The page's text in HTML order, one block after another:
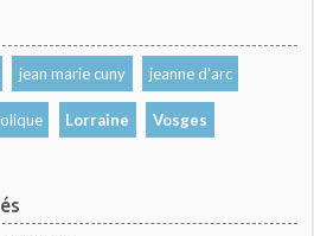
jean marie cuny jeanne d'arc
Lorraine Vosges